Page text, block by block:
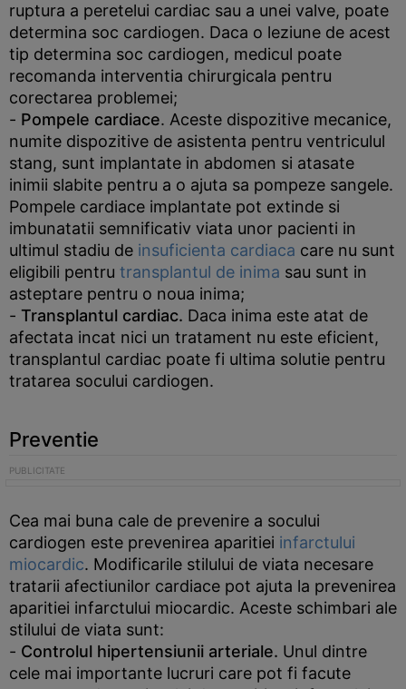
ruptura a peretelui cardiac sau a unei valve, poate
determina soc cardiogen. Daca o leziune de acest
tip determina soc cardiogen, medicul poate
recomanda interventia chirurgicala pentru
corectarea problemei;
- Pompele cardiace. Aceste dispozitive mecanice,
numite dispozitive de asistenta pentru ventriculul
stang, sunt implantate in abdomen si atasate
inimii slabite pentru a o ajuta sa pompeze sangele.
Pompele cardiace implantate pot extinde si
imbunatatii semnificativ viata unor pacienti in
ultimul stadiu de insuficienta cardiaca care nu sunt
eligibili pentru transplantul de inima sau sunt in
asteptare pentru o noua inima;
- Transplantul cardiac. Daca inima este atat de
afectata incat nici un tratament nu este eficient,
transplantul cardiac poate fi ultima solutie pentru
tratarea socului cardiogen.
Preventie
Cea mai buna cale de prevenire a socului
cardiogen este prevenirea aparitiei infarctului
miocardic. Modificarile stilului de viata necesare
tratarii afectiunilor cardiace pot ajuta la prevenirea
aparitiei infarctului miocardic. Aceste schimbari ale
stilului de viata sunt:
- Controlul hipertensiunii arteriale. Unul dintre
cele mai importante lucruri care pot fi facute